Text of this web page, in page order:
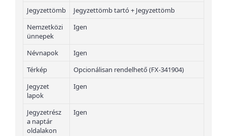
Jegyzettömb
Jegyzettömb tartó + Jegyzettömb
Nemzetközi
ünnepek
Igen
Névnapok
Igen
Térkép
Opcionálisan rendelhető (FX-341904)
Jegyzet
lapok
Igen
Jegyzetrész
a naptár
oldalakon
Igen